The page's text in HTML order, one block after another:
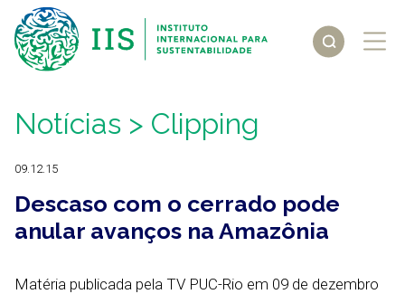
Notícias > Clipping
09.12.15
Descaso com o cerrado pode
anular avanços na Amazônia
Matéria publicada pela TV PUC-Rio em 09 de dezembro